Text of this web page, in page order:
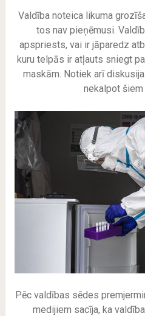
Valdība noteica likuma
tos nav pieņēmusi.
apspriests, vai ir jāparedz
kuru telpās ir atļauts sniegt
maskām. Notiek arī
nekalpot
Pēc valdības sēdes
medijiem sacīja, ka